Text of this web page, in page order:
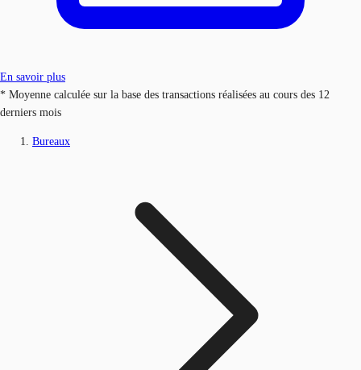
En savoir plus
* Moyenne calculée sur la base des transactions réalisées au cours des 12
derniers mois
Bureaux